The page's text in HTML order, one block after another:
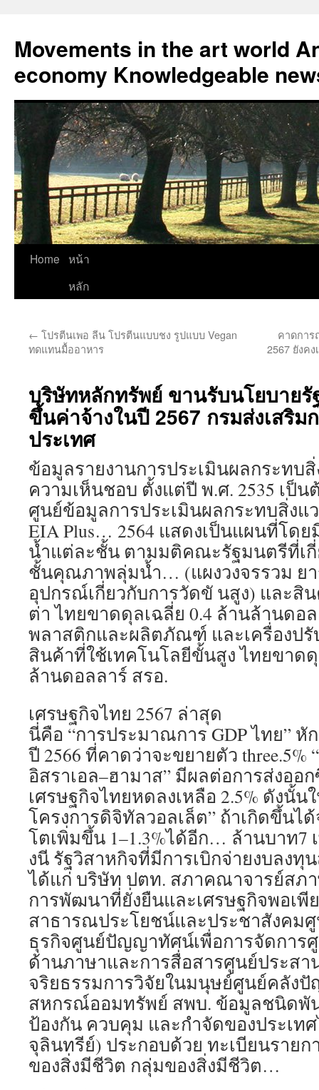
content
Movements in the art world
economy Knowledgeable
Home หน้า
หลัก
← โปรตีนเพอ ลีน โปรตีนแบบชง รูปแบบ Vegan
ทดแทนมื้ออาหาร
คาดการ
2567 ยังค
บริษัทหลักทรัพย์ ขานรับนโยบาย
ขึ้นค่าจ้างในปี 2567 กรมส่งเสริม
ประเทศ
ข้อมูลรายงานการประเมินผลกระทบ
ความเห็นชอบ ตั้งแต่ปี พ.ศ. 2535 เป็
ศูนย์ข้อมูลการประเมินผลกระทบสิ่งแ
EIA Plus… 2564 แสดงเป็นแผนที่โ
น้ำแต่ละชั้น ตามมติคณะรัฐมนตรีที่เ
ชั้นคุณภาพลุ่มน้ำ… (แผงวงจรรวม ย
อุปกรณ์เกี่ยวกับการวัดขั นสูง) และสิ
ต่า ไทยขาดดุลเฉลี่ย 0.4 ล้านล้านดอ
พลาสติกและผลิตภัณฑ์ และเครื่องป
สินค้าที่ใช้เทคโนโลยีขั้นสูง ไทยขาดดุ
ล้านดอลลาร์ สรอ.
เศรษฐกิจไทย 2567 ล่าสุด
นี่คือ “การประมาณการ GDP ไทย”
ปี 2566 ที่คาดว่าจะขยายตัว three.5%
อิสราเอล–ฮามาส” มีผลต่อการส่งออ
เศรษฐกิจไทยหดลงเหลือ 2.5% ดังนั้น
โครงการดิจิทัลวอลเล็ต” ถ้าเกิดขึ้นไ
โตเพิ่มขึ้น 1–1.3%ได้อีก… ล้านบาท7
งนี รัฐวิสาหกิจที่มีการเบิกจ่ายงบลงทุ
ได้แก่ บริษัท ปตท. สภาคณาจารย์สภ
การพัฒนาที่ยั่งยืนและเศรษฐกิจพอเพี
สาธารณประโยชน์และประชาสังคม
ธุรกิจศูนย์ปัญญาทัศน์เพื่อการจัดการ
ด้านภาษาและการสื่อสารศูนย์ประส
จริยธรรมการวิจัยในมนุษย์ศูนย์คลัง
สหกรณ์ออมทรัพย์ สพบ. ข้อมูลชนิดพั
ป้องกัน ควบคุม และกำจัดของประเท
จุลินทรีย์) ประกอบด้วย ทะเบียนรายก
ของสิ่งมีชีวิต กลุ่มของสิ่งมีชีวิต…